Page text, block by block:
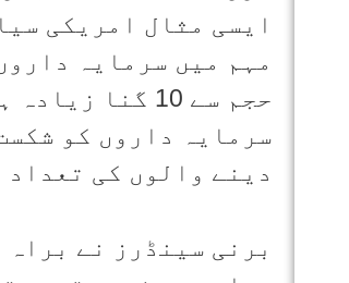
ایسی مثال امریکی
مہم میں سرمایہ
حجم سے 10
سرمایہ داروں کو
دینے والوں کی
برنی سینڈرز نے